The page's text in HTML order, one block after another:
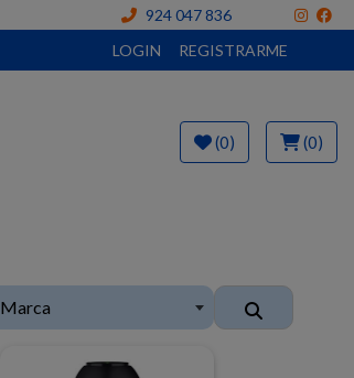
924 047 836
LOGIN REGISTRARME
(0) (0)
Marca